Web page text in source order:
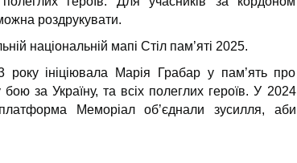
роздрукувати.
національній мапі Стіл пам’яті 2025.
року ініціювала Марія Грабар у пам’ять про
за Україну, та всіх полеглих героїв. У 2024
Меморіал об’єднали зусилля, аби